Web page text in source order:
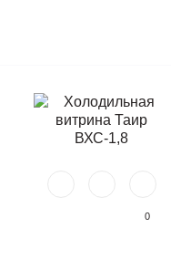
0